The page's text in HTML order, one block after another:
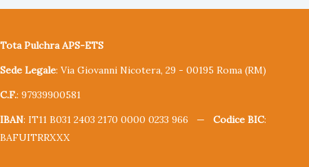
Tota Pulchra APS-ETS
Sede Legale: Via Giovanni Nicotera, 29 - 00195 Roma (RM)
C.F.: 97939900581
IBAN: IT11 B031 2403 2170 0000 0233 966 — Codice BIC:
BAFUITRRXXX